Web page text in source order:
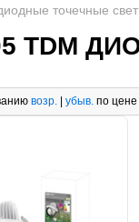
точечные
TDM
возр. | убыв. по цене